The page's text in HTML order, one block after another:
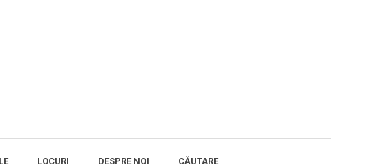
LOCURI DESPRE NOI CĂUTARE